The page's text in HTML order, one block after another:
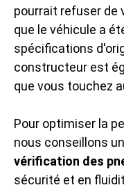
pourrait refuser de
que le véhicule a
spécifications
constructeur est
que vous touchez
Pour optimiser la
nous conseillons
vérification des
sécurité et en